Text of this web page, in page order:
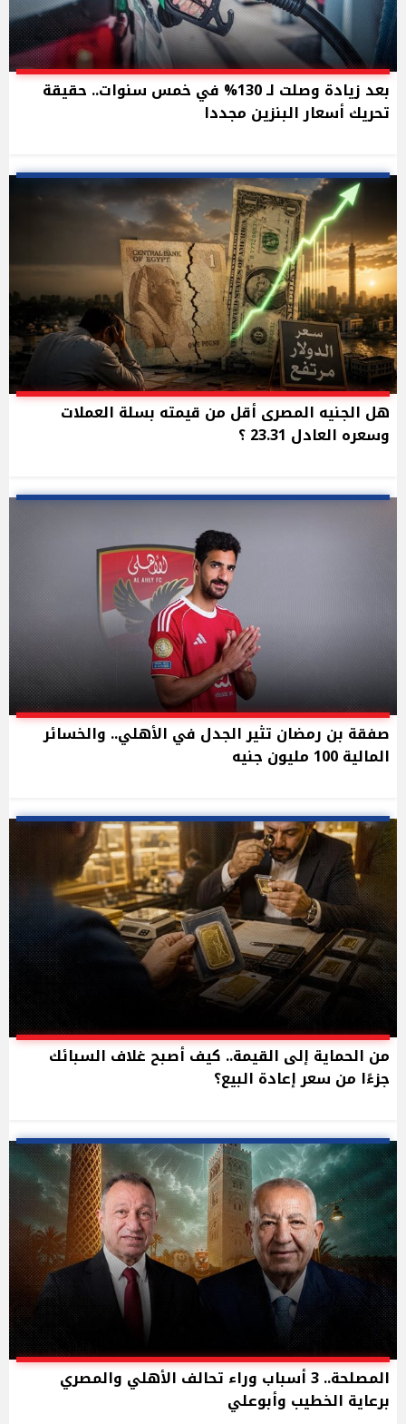
بعد زيادة وصلت لـ 130% في خمس سنوات.. حقيقة
تحريك أسعار البنزين مجددا
هل الجنيه المصرى أقل من قيمته بسلة العملات
وسعره العادل 23.31 ؟
صفقة بن رمضان تثير الجدل في الأهلي.. والخسائر
المالية 100 مليون جنيه
من الحماية إلى القيمة.. كيف أصبح غلاف السبائك
جزءًا من سعر إعادة البيع؟
المصلحة.. 3 أسباب وراء تحالف الأهلي والمصري
برعاية الخطيب وأبوعلي